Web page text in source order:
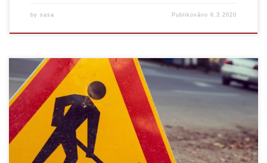
by sasa Publikováno6.3.2020
V pozdních nočních hodinách ze soboty 8. 2. na neděli 9. 2. bude
probíhat údržba systému Moodle pro výuku 1. Z toho důvodu bude
systém po několik hodin mimo provoz. Provedení údržby je naprosto
nezbytné pro bezproblémový chod Moodle 1. Předem se omlouváme
za způsobené komplikace.